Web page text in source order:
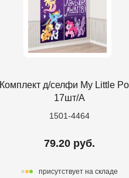
Комплект д/селфи My Little
17шт/А
1501-4464
79.20 руб.
присутствует на складе